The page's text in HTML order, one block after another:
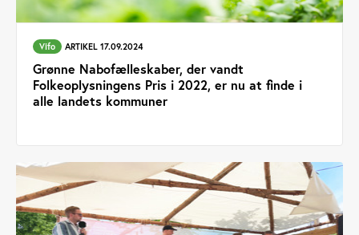
Vifo ARTIKEL 17.09.2024
Grønne Nabofælleskaber, der vandt
Folkeoplysningens Pris i 2022, er nu at finde i
alle landets kommuner